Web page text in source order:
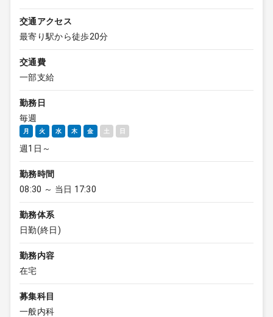
交通アクセス
最寄り駅から徒歩20分
交通費
一部支給
勤務日
毎週
月 火 水 木 金 土 日
週1日～
勤務時間
08:30 ～ 当日 17:30
勤務体系
日勤(終日)
勤務内容
在宅
募集科目
一般内科